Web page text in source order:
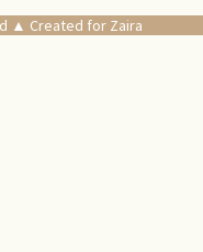
▲ Created for Zaira